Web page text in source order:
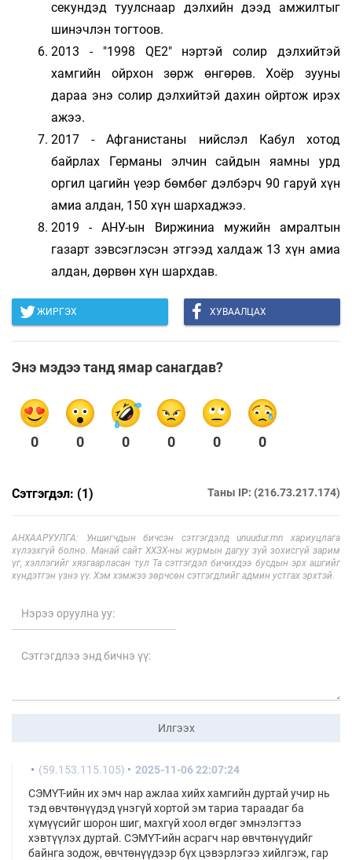
секундэд туулснаар дэлхийн дээд амжилтыг
шинэчлэн тогтоов.
2013 - "1998 QE2" нэртэй солир дэлхийтэй
хамгийн ойрхон зөрж өнгөрөв. Хоёр зууны
дараа энэ солир дэлхийтэй дахин ойртож ирэх
ажээ.
2017 - Афганистаны нийслэл Кабул хотод
байрлах Германы элчин сайдын яамны урд
оргил цагийн үеэр бөмбөг дэлбэрч 90 гаруй хүн
амиа алдан, 150 хүн шархаджээ.
2019 - АНУ-ын Виржиниа мужийн амралтын
газарт зэвсэглэсэн этгээд халдаж 13 хүн амиа
алдан, дөрвөн хүн шархдав.
ЖИРГЭХ ХУВААЛЦАХ
Энэ мэдээ танд ямар санагдав?
0 0 0 0 0 0
Сэтгэгдэл: (1) Таны IP: (216.73.217.174)
АНХААРУУЛГА: Уншигчдын бичсэн сэтгэгдэлд unuudur.mn хариуцлага
хүлээхгүй болно. Манай сайт ХХЗХ-ны журмын дагуу зүй зохисгүй зарим
үг, хэллэгийг хязгаарласан тул Та сэтгэгдэл бичихдээ бусдын эрх ашгийг
хүндэтгэн үзнэ үү. Хэм хэмжээ зөрчсөн сэтгэгдлийг админ устгах эрхтэй.
Илгээх
(59.153.115.105)
2025-11-06 22:07:24
СЭМҮТ-ийн их эмч нар ажлаа хийх хамгийн дуртай учир нь
тэд өвчтөнүүдэд үнэгүй хортой эм тариа тараадаг ба
хүмүүсийг шорон шиг, махгүй хоол өгдөг эмнэлэгтээ
хэвтүүлэх дуртай. СЭМҮТ-ийн асрагч нар өвчтөнүүдийг
байнга зодож, өвчтөнүүдээр бүх цэвэрлэгээ хийлгэж, гар